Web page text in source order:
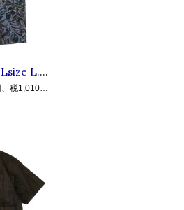
SALE 40%OFF! _ Lsize L.I.F.E #7 HPC ◆ LIVE IN FAB EARTH リブインファブアース : 半袖ヘンプコットン リーフ柄シャツ Blue
11,110円(本体10,100円、税1,010円)